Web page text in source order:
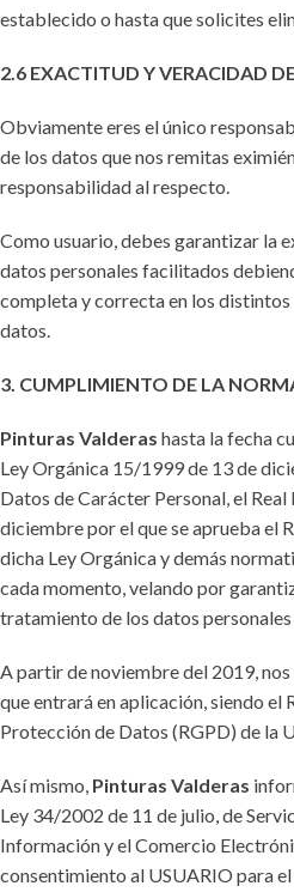
establecido o hasta que solicites
2.6 EXACTITUD Y VERACIDAD
Obviamente eres el único
de los datos que nos remitas
responsabilidad al respecto.
Como usuario, debes garantizar la
datos personales facilitados
completa y correcta en los
datos.
3. CUMPLIMIENTO DE LA
Pinturas Valderas hasta la fecha
Ley Orgánica 15/1999 de 13 de
Datos de Carácter Personal, el
diciembre por el que se aprueba el
dicha Ley Orgánica y demás
cada momento, velando por
tratamiento de los datos personales
A partir de noviembre del 2019,
que entrará en aplicación, siendo el
Protección de Datos (RGPD) de la
Así mismo, Pinturas Valderas
Ley 34/2002 de 11 de julio, de
Información y el Comercio
consentimiento al USUARIO para